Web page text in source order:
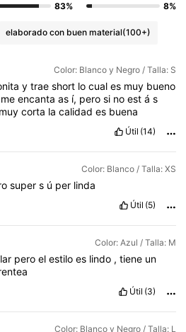
83%
8%
elaborado con buen material(100+)
Color: Blanco y Negro / Talla: S
y trae short lo cual es muy bueno
meencantaas í, perosi noestás
muycorta lacalidades buena
Útil (14)
Color: Blanco / Talla: XS
supers ú per linda
Útil (5)
Color: Azul / Talla: M
pero el estilo es lindo , tiene un
Útil (3)
Color: Blanco y Negro / Talla: L